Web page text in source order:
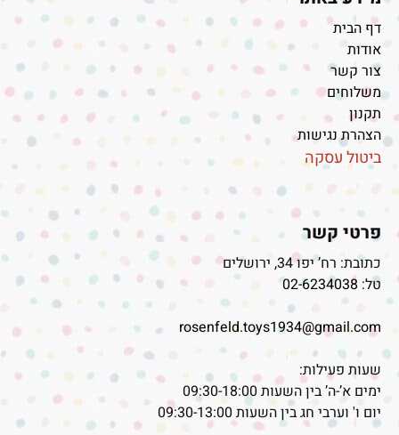
דף הבית
אודות
צור קשר
משלוחים
תקנון
הצהרת נגישות
ביטול עסקה
פרטי קשר
כתובת: רח’ יפו 34, ירושלים
טל: 02-6234038
rosenfeld.toys1934@gmail.com
שעות פעילות:
ימים א’-ה’ בין השעות 09:30-18:00
יום ו' וערבי חג בין השעות 09:30-13:00